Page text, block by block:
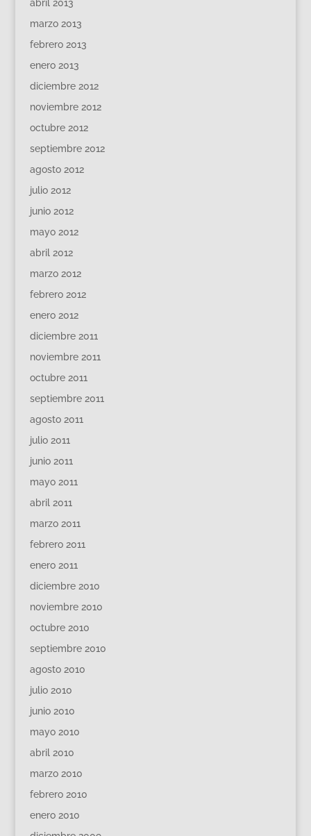
abril 2013
marzo 2013
febrero 2013
enero 2013
diciembre 2012
noviembre 2012
octubre 2012
septiembre 2012
agosto 2012
julio 2012
junio 2012
mayo 2012
abril 2012
marzo 2012
febrero 2012
enero 2012
diciembre 2011
noviembre 2011
octubre 2011
septiembre 2011
agosto 2011
julio 2011
junio 2011
mayo 2011
abril 2011
marzo 2011
febrero 2011
enero 2011
diciembre 2010
noviembre 2010
octubre 2010
septiembre 2010
agosto 2010
julio 2010
junio 2010
mayo 2010
abril 2010
marzo 2010
febrero 2010
enero 2010